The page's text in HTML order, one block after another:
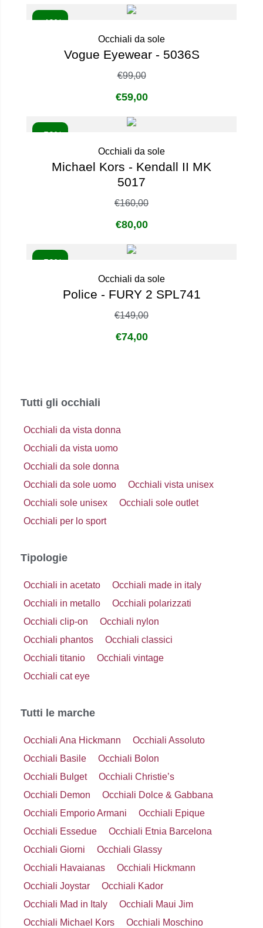
- 40%
Occhiali da sole
Vogue Eyewear - 5036S
€99,00
€59,00
- 50%
Occhiali da sole
Michael Kors - Kendall II MK
5017
€160,00
€80,00
- 50%
Occhiali da sole
Police - FURY 2 SPL741
€149,00
€74,00
Tutti gli occhiali
Occhiali da vista donna
Occhiali da vista uomo
Occhiali da sole donna
Occhiali da sole uomo
Occhiali vista unisex
Occhiali sole unisex
Occhiali sole outlet
Occhiali per lo sport
Tipologie
Occhiali in acetato
Occhiali made in italy
Occhiali in metallo
Occhiali polarizzati
Occhiali clip-on
Occhiali nylon
Occhiali phantos
Occhiali classici
Occhiali titanio
Occhiali vintage
Occhiali cat eye
Tutti le marche
Occhiali Ana Hickmann
Occhiali Assoluto
Occhiali Basile
Occhiali Bolon
Occhiali Bulget
Occhiali Christie’s
Occhiali Demon
Occhiali Dolce & Gabbana
Occhiali Emporio Armani
Occhiali Epique
Occhiali Essedue
Occhiali Etnia Barcelona
Occhiali Giorni
Occhiali Glassy
Occhiali Havaianas
Occhiali Hickmann
Occhiali Joystar
Occhiali Kador
Occhiali Mad in Italy
Occhiali Maui Jim
Occhiali Michael Kors
Occhiali Moschino